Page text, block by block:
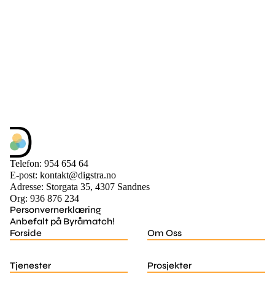
Telefon: 954 654 64
E-post: kontakt@digstra.no
Adresse: Storgata 35, 4307 Sandnes
Org: 936 876 234
Personvernerklæring
Anbefalt på Byråmatch!
Forside
Om Oss
Tjenester Prosjekter